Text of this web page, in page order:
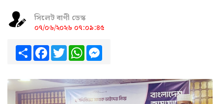
সিলেট বাণী ডেস্ক
০৭/০৬/২০২৬ ০৭:০৯:৪৫
ShareFacebook
TwitterWhatsApp